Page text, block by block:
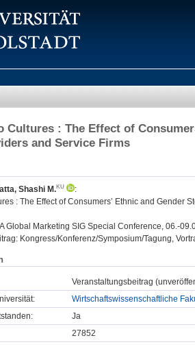
Cultures : The Effect of
and Service Firms
Shashi M.
:
: The Effect of Consumers’ Ethnic and
Global Marketing SIG Special Conference, 06.-
Kongress/Konferenz/Symposium/Tagung,
Veranstaltungsbeitrag
Wirtschaftswissenschaftliche
Ja
27852